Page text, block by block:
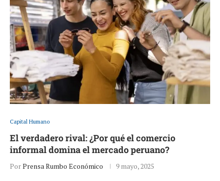
Capital Humano
El verdadero rival: ¿Por qué el comercio
informal domina el mercado peruano?
PorPrensa Rumbo Económico 9 mayo, 2025